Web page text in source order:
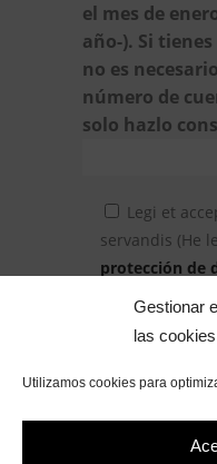
Gestionar
las cookies
Utilizamos cookies para
el mes de
año-). Si
no es
número de
solo hazlo
Legi et
servandis (He
protección de